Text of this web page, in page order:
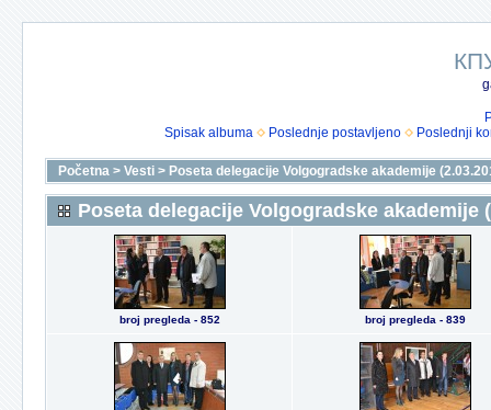
Spisak albuma
Poslednje postavljeno Poslednji
Početna > Vesti > Poseta delegacije Volgogradske akademije
Poseta delegacije Volgogradske akademije
broj pregleda - 852 broj pregleda - 839